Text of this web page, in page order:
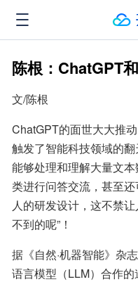
陈根：ChatGPT
文/陈根
ChatGPT的面世大大推
触发了智能科技领域的
能够处理和理解大量文
类进行问答交流，甚至
人的研发设计，这不禁
不到的呢”！
据《自然·机器智能》杂
语言模型（LLM）合作